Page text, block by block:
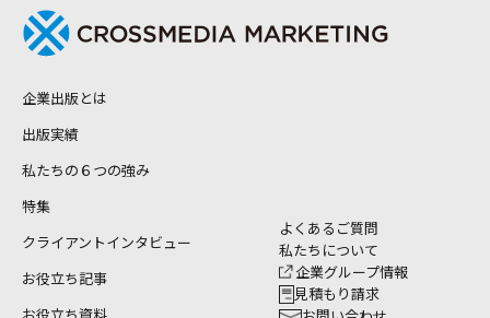
企業出版とは
出版実績
私たちの６つの強み
特集
クライアントインタビュー
お役立ち記事
よくあるご質問
私たちについて
企業グループ情報
見積もり請求